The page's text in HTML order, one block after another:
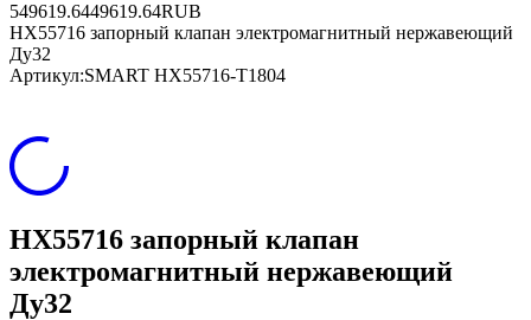
549619.6449619.64RUB
HX55716 запорный клапан электромагнитный нержавеющий
Ду32
Артикул:SMART HX55716-T1804
HX55716 запорный клапан
электромагнитный нержавеющий
Ду32